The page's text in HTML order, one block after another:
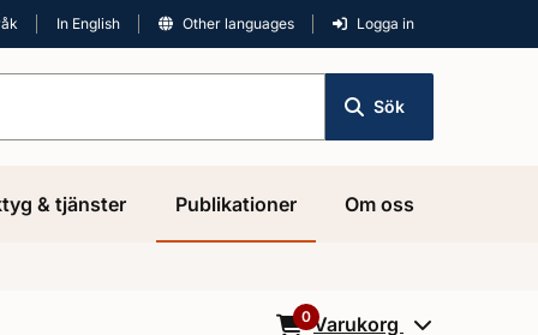
In English Other languages Logga in
Sök
& tjänster Publikationer Om oss
0Varukorg